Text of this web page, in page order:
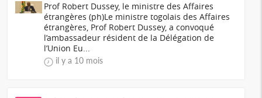
Prof Robert Dussey, le ministre des Affaires
étrangères (ph)Le ministre togolais des Affaires
étrangères, Prof Robert Dussey, a convoqué
l’ambassadeur résident de la Délégation de
l’Union Eu...
il y a 10 mois